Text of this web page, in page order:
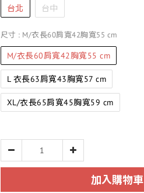
台北 台中
尺寸 : M/衣長60肩寬42胸寬55 cm
M/衣長60肩寬42胸寬55 cm
L 衣長63肩寬43胸寬57 cm
XL/衣長65肩寬45胸寬59 cm
加入購物車